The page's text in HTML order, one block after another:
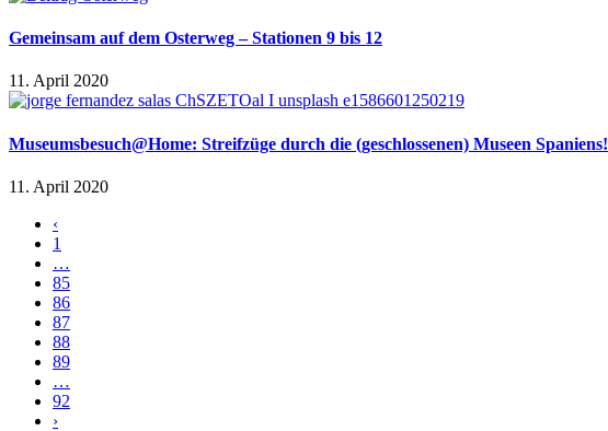
Gemeinsam auf dem Osterweg – Stationen 9 bis 12
11. April 2020
Museumsbesuch@Home: Streifzüge durch die (geschlossenen) Museen Spaniens!
11. April 2020
‹
1
…
85
86
87
88
89
…
92
›